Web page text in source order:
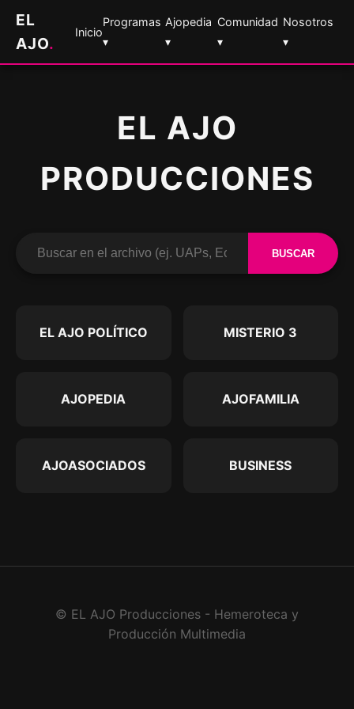
EL
AJO.
Inicio
Programas
▾
Ajopedia
▾
Comunidad
▾
Nosotros
▾
EL AJO
PRODUCCIONES
BUSCAR
EL AJO POLÍTICO MISTERIO 3
AJOPEDIA AJOFAMILIA
AJOASOCIADOS BUSINESS
© EL AJO Producciones - Hemeroteca y
Producción Multimedia